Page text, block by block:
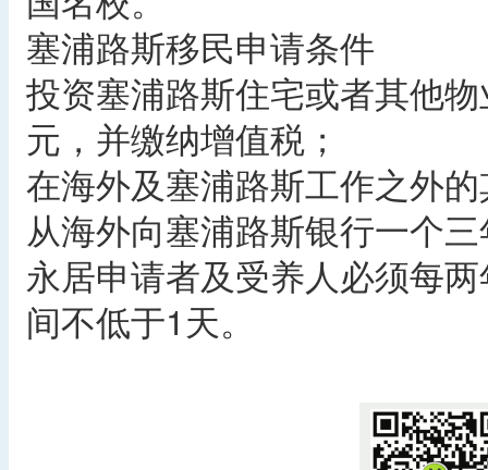
塞浦路斯移民申请条件
投资塞浦路斯住宅或者其他
元，并缴纳增值税；
在海外及塞浦路斯工作之外
从海外向塞浦路斯银行一个
永居申请者及受养人必须每
间不低于1天。